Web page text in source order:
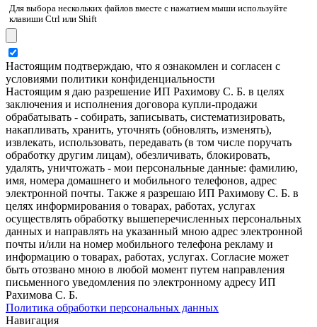
Для выбора нескольких файлов вместе с нажатием мыши используйте
клавиши Ctrl или Shift
Настоящим подтверждаю, что я ознакомлен и согласен с
условиями политики конфиденциальности
Настоящим я даю разрешение ИП Рахимову С. Б. в целях
заключения и исполнения договора купли-продажи
обрабатывать - собирать, записывать, систематизировать,
накапливать, хранить, уточнять (обновлять, изменять),
извлекать, использовать, передавать (в том числе поручать
обработку другим лицам), обезличивать, блокировать,
удалять, уничтожать - мои персональные данные: фамилию,
имя, номера домашнего и мобильного телефонов, адрес
электронной почты. Также я разрешаю ИП Рахимову С. Б. в
целях информирования о товарах, работах, услугах
осуществлять обработку вышеперечисленных персональных
данных и направлять на указанный мною адрес электронной
почты и/или на номер мобильного телефона рекламу и
информацию о товарах, работах, услугах. Согласие может
быть отозвано мною в любой момент путем направления
письменного уведомления по электронному адресу ИП
Рахимова С. Б.
Политика обработки персональных данных
Навигация